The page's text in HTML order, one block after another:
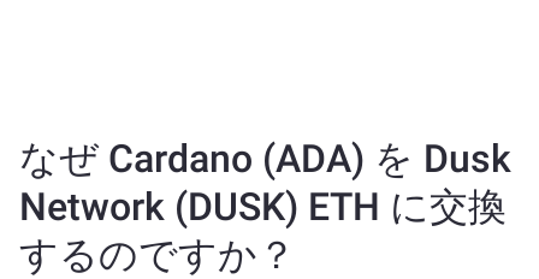
なぜ Cardano (ADA) を Dusk
Network (DUSK) ETH に交換
するのですか？